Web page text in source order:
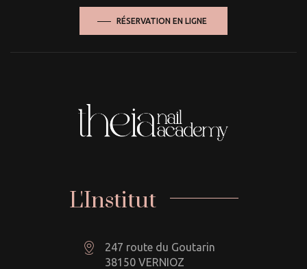
RÉSERVATION EN LIGNE
L'Institut
247 route du Goutarin
38150 VERNIOZ